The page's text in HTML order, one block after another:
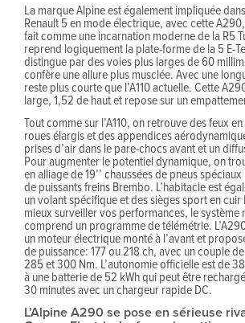
La marque Alpine est également impliquée
Renault 5 en mode électrique, avec cette
fait comme une incarnation moderne de la R5
reprend logiquement la plate-forme de la 5 E-
distingue par des voies plus larges de 60
confère une allure plus musclée. Avec une
reste plus courte que l’A110 actuelle. Cette
large, 1,52 de haut et repose sur un
Tout comme sur l’A110, on retrouve des feux
roues élargis et des appendices
prises d’air dans le pare-chocs avant et un
Pour augmenter le potentiel dynamique, on
en alliage de 19’’ chaussées de pneus
de puissants freins Brembo. L’habitacle est
un volant spécifique et des sièges sport en
mieux surveiller vos performances, le système
comprend un programme de télémétrie.
un moteur électrique monté à l’avant et
de puissance: 177 ou 218 ch, avec un couple
285 et 300 Nm. L’autonomie officielle est de
à une batterie de 52 kWh qui peut être
30 minutes avec un chargeur rapide DC.
L’Alpine A290 se pose en sérieuse